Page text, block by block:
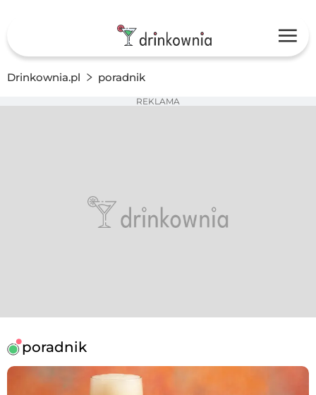
Drinkownia.pl poradnik
REKLAMA
poradnik